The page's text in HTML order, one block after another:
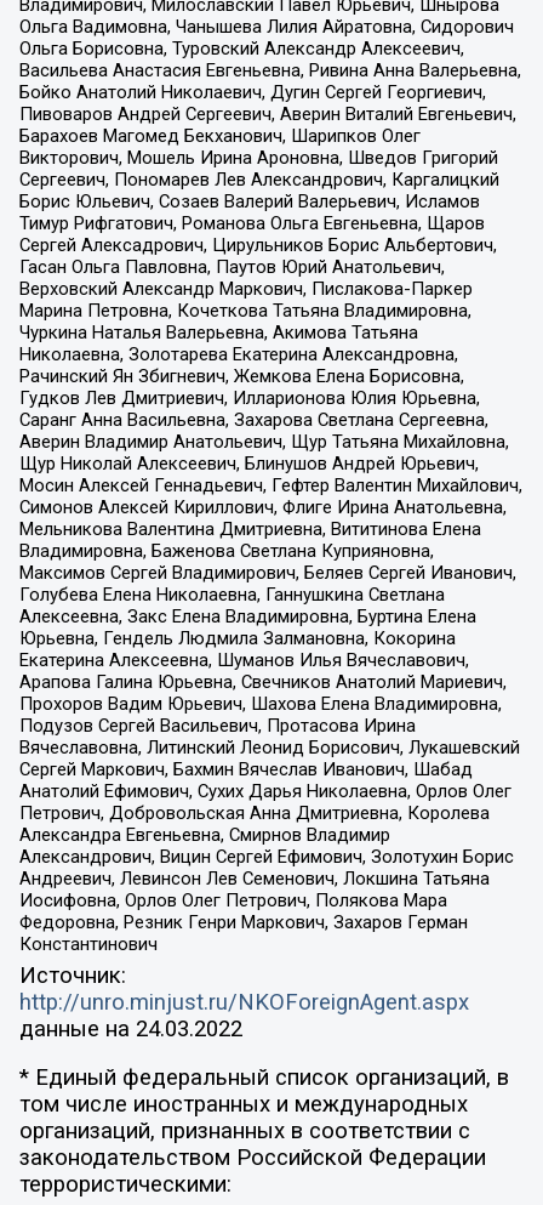
Владимирович, Милославский Павел Юрьевич, Шнырова
Ольга Вадимовна, Чанышева Лилия Айратовна, Сидорович
Ольга Борисовна, Туровский Александр Алексеевич,
Васильева Анастасия Евгеньевна, Ривина Анна Валерьевна,
Бойко Анатолий Николаевич, Дугин Сергей Георгиевич,
Пивоваров Андрей Сергеевич, Аверин Виталий Евгеньевич,
Барахоев Магомед Бекханович, Шарипков Олег
Викторович, Мошель Ирина Ароновна, Шведов Григорий
Сергеевич, Пономарев Лев Александрович, Каргалицкий
Борис Юльевич, Созаев Валерий Валерьевич, Исламов
Тимур Рифгатович, Романова Ольга Евгеньевна, Щаров
Сергей Алексадрович, Цирульников Борис Альбертович,
Гасан Ольга Павловна, Паутов Юрий Анатольевич,
Верховский Александр Маркович, Пислакова-Паркер
Марина Петровна, Кочеткова Татьяна Владимировна,
Чуркина Наталья Валерьевна, Акимова Татьяна
Николаевна, Золотарева Екатерина Александровна,
Рачинский Ян Збигневич, Жемкова Елена Борисовна,
Гудков Лев Дмитриевич, Илларионова Юлия Юрьевна,
Саранг Анна Васильевна, Захарова Светлана Сергеевна,
Аверин Владимир Анатольевич, Щур Татьяна Михайловна,
Щур Николай Алексеевич, Блинушов Андрей Юрьевич,
Мосин Алексей Геннадьевич, Гефтер Валентин Михайлович,
Симонов Алексей Кириллович, Флиге Ирина Анатольевна,
Мельникова Валентина Дмитриевна, Вититинова Елена
Владимировна, Баженова Светлана Куприяновна,
Максимов Сергей Владимирович, Беляев Сергей Иванович,
Голубева Елена Николаевна, Ганнушкина Светлана
Алексеевна, Закс Елена Владимировна, Буртина Елена
Юрьевна, Гендель Людмила Залмановна, Кокорина
Екатерина Алексеевна, Шуманов Илья Вячеславович,
Арапова Галина Юрьевна, Свечников Анатолий Мариевич,
Прохоров Вадим Юрьевич, Шахова Елена Владимировна,
Подузов Сергей Васильевич, Протасова Ирина
Вячеславовна, Литинский Леонид Борисович, Лукашевский
Сергей Маркович, Бахмин Вячеслав Иванович, Шабад
Анатолий Ефимович, Сухих Дарья Николаевна, Орлов Олег
Петрович, Добровольская Анна Дмитриевна, Королева
Александра Евгеньевна, Смирнов Владимир
Александрович, Вицин Сергей Ефимович, Золотухин Борис
Андреевич, Левинсон Лев Семенович, Локшина Татьяна
Иосифовна, Орлов Олег Петрович, Полякова Мара
Федоровна, Резник Генри Маркович, Захаров Герман
Константинович
Источник:
http://unro.minjust.ru/NKOForeignAgent.aspx
данные на 24.03.2022
* Единый федеральный список организаций, в
том числе иностранных и международных
организаций, признанных в соответствии с
законодательством Российской Федерации
террористическими: